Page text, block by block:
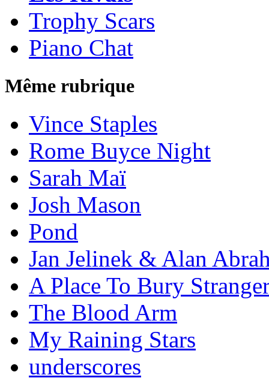
Trophy Scars
Piano Chat
Même rubrique
Vince Staples
Rome Buyce Night
Sarah Maï
Josh Mason
Pond
Jan Jelinek & Alan
A Place To Bury
The Blood Arm
My Raining Stars
underscores